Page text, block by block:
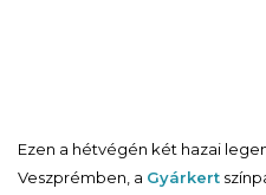
Ezen a hétvégén két hazai
Veszprémben, a Gyárkert